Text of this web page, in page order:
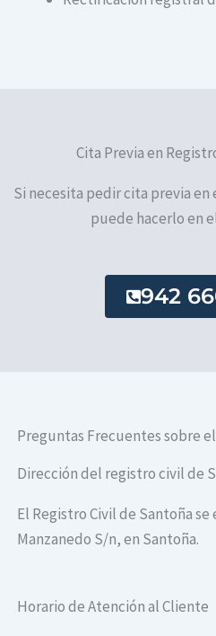
Cita Previa en
Si necesita pedir cita previa
puede hacerlo en
942
Preguntas Frecuentes sobre
Dirección del registro civil de
El Registro Civil de Santoña
Manzanedo S/n, en Santoña.
Horario de Atención al Cliente